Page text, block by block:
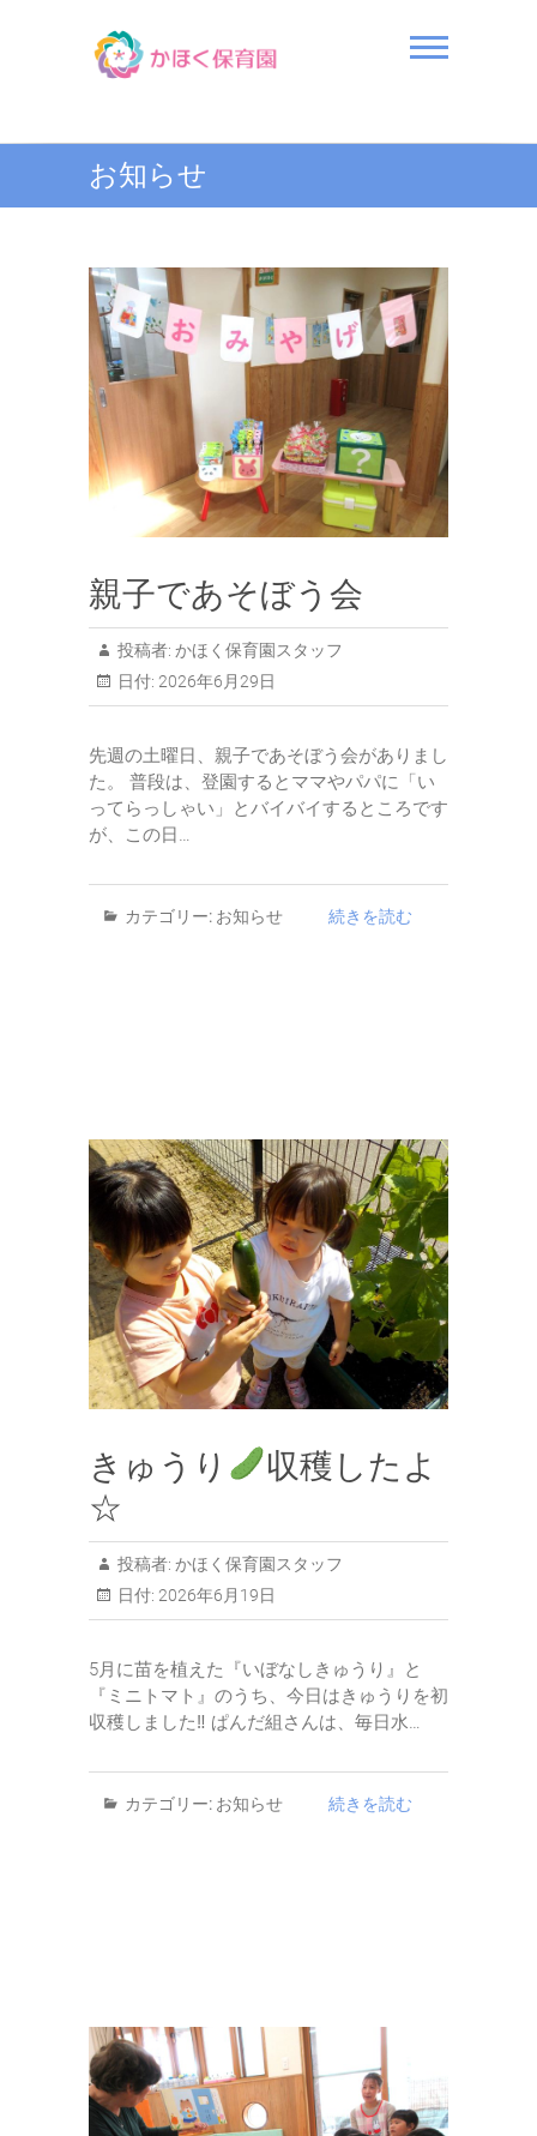
かほく保育園
お知らせ
親子であそぼう会
投稿者: かほく保育園スタッフ
日付: 2026年6月29日
先週の土曜日、親子であそぼう会がありまし
た。 普段は、登園するとママやパパに「い
ってらっしゃい」とバイバイするところです
が、この日…
カテゴリー: お知らせ 続きを読む
きゅうり
収穫したよ
☆
投稿者: かほく保育園スタッフ
日付: 2026年6月19日
5月に苗を植えた『いぼなしきゅうり』と
『ミニトマト』のうち、今日はきゅうりを初
収穫しました‼ ぱんだ組さんは、毎日水…
カテゴリー: お知らせ 続きを読む